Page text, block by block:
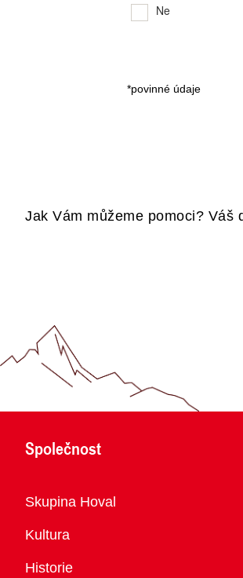
Jak Vám můžeme pomoci? Váš
Společnost
Přehled
Skupina Hoval
Kultura
Historie